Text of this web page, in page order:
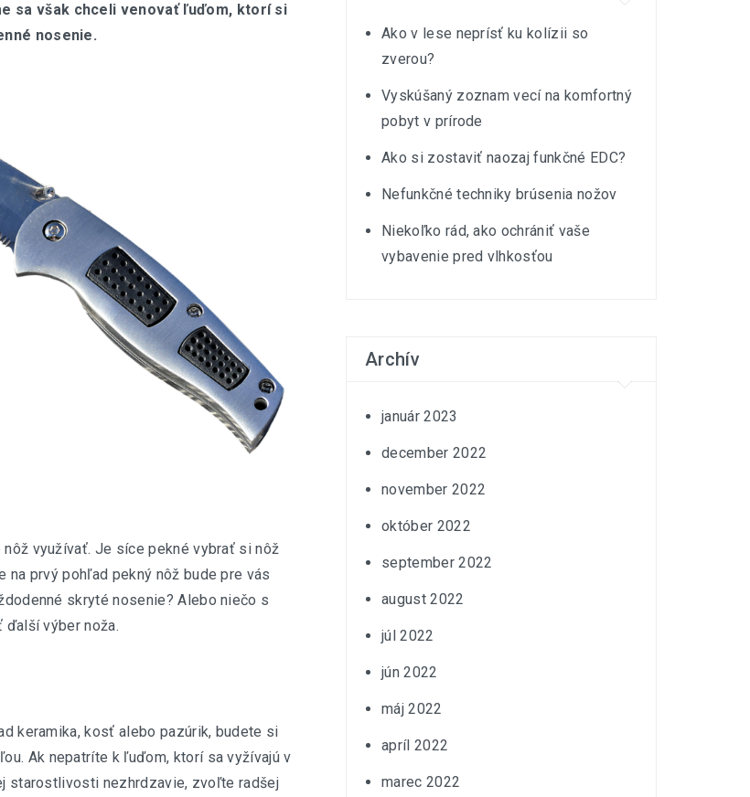
sa však chceli venovať ľuďom, ktorí si
nosenie.
využívať. Je síce pekné vybrať si nôž
na prvý pohľad pekný nôž bude pre vás
skryté nosenie? Alebo niečo s
ďalší výber noža.
keramika, kosť alebo pazúrik, budete si
Ak nepatríte k ľuďom, ktorí sa vyžívajú v
starostlivosti nezhrdzavie, zvoľte radšej
Ako v lese neprísť ku kolízii so
zverou?
Vyskúšaný zoznam vecí na komfortný
pobyt v prírode
Ako si zostaviť naozaj funkčné EDC?
Nefunkčné techniky brúsenia nožov
Niekoľko rád, ako ochrániť vaše
vybavenie pred vlhkosťou
Archív
január 2023
december 2022
november 2022
október 2022
september 2022
august 2022
júl 2022
jún 2022
máj 2022
apríl 2022
marec 2022